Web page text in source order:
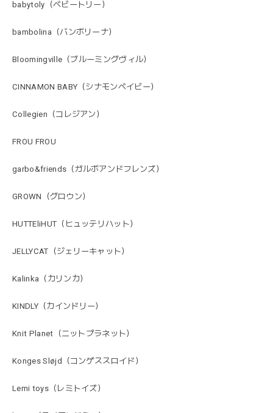
babytoly（ベビートリー）
bambolina（バンボリーナ）
Bloomingville（ブルーミングヴィル）
CINNAMON BABY（シナモンベイビー）
Collegien（コレジアン）
FROU FROU
garbo&friends（ガルボアンドフレンズ）
GROWN（グロウン）
HUTTEliHUT（ヒュッテリハット）
JELLYCAT（ジェリーキャット）
Kalinka（カリンカ）
KINDLY（カインドリー）
Knit Planet（ニットプラネット）
Konges Sløjd（コンゲススロイド）
Lemi toys（レミトイズ）